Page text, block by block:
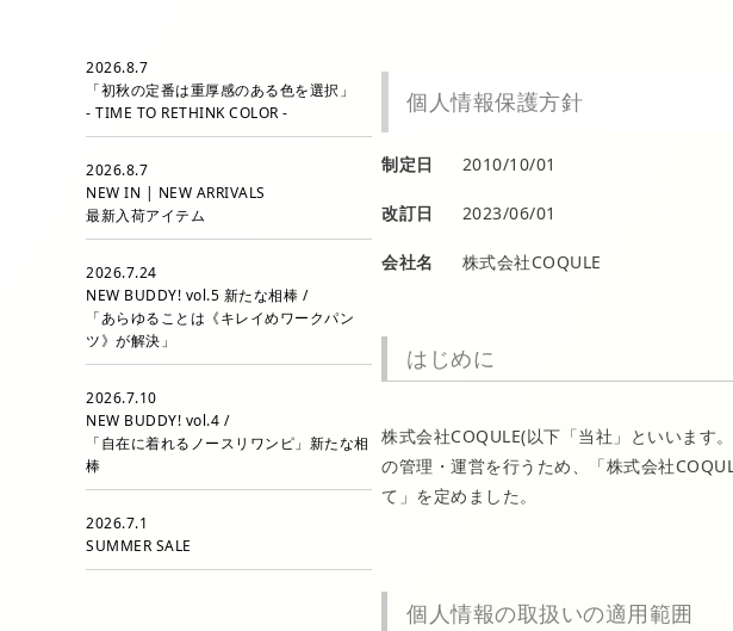
2026.8.7
「初秋の定番は重厚感のある色を選択」
- TIME TO RETHINK COLOR -
2026.8.7
NEW IN | NEW ARRIVALS
最新入荷アイテム
2026.7.24
NEW BUDDY! vol.5 新たな相棒 /
「あらゆることは《キレイめワークパン
ツ》が解決」
2026.7.10
NEW BUDDY! vol.4 /
「自在に着れるノースリワンピ」新たな相
棒
2026.7.1
SUMMER SALE
個人情報保護方針
制定日 2010/10/01
改訂日 2023/06/01
会社名 株式会社COQULE
はじめに
株式会社COQULE(以下「当社」といいます
の管理・運営を行うため、「株式会社
て」を定めました。
個人情報の取扱いの適用範囲